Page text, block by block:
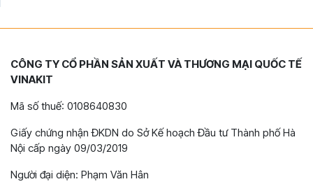
CÔNG TY CỔ PHẦN SẢN XUẤT VÀ THƯƠNG MẠI QUỐC TẾ
VINAKIT
Mã số thuế: 0108640830
Giấy chứng nhận ĐKDN do Sở Kế hoạch Đầu tư Thành phố Hà
Nội cấp ngày 09/03/2019
Người đại diện: Phạm Văn Hân